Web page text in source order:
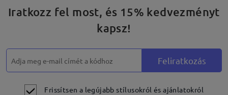
Iratkozz fel most, és 15% kedvezményt
kapsz!
Feliratkozás
Frissítsen a legújabb stílusokról és ajánlatokról